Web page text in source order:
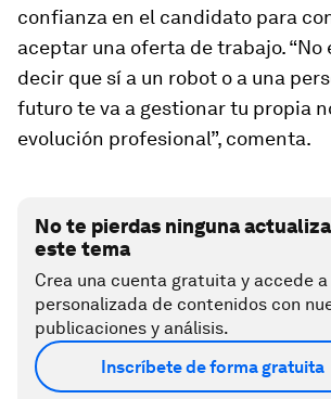
confianza en el candidato para
aceptar una oferta de trabajo. “No
decir que sí a un robot o a una
futuro te va a gestionar tu propia
evolución profesional”, comenta.
No te pierdas ninguna
este tema
Crea una cuenta gratuita y accede
personalizada de contenidos con
publicaciones y análisis.
Inscríbete de forma gratuita